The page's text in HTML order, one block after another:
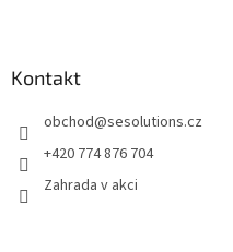
Kontakt
obchod@sesolutions.cz
+420 774 876 704
Zahrada v akci